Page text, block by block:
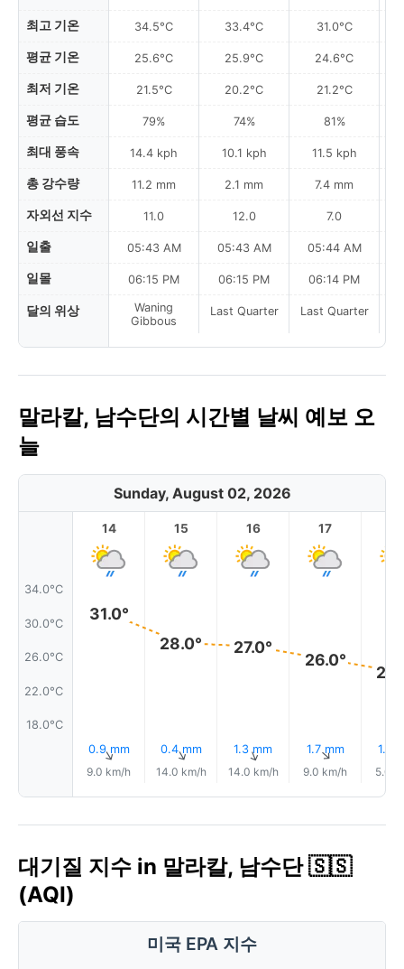
최고 기온
평균 기온
최저 기온
평균 습도
최대 풍속
총 강수량
자외선 지수
일출
일몰
달의 위상
34.5°C
25.6°C
21.5°C
79%
14.4 kph
11.2 mm
11.0
05:43 AM
06:15 PM
Waning
Gibbous
33.4°C
25.9°C
20.2°C
74%
10.1 kph
2.1 mm
12.0
05:43 AM
06:15 PM
Last Quarter
31.0°C
24.6°C
21.2°C
81%
11.5 kph
7.4 mm
7.0
05:44 AM
06:14 PM
Last Quarter
말라칼, 남수단의 시간별 날씨 예보 오
늘
Sunday, August 02, 2026
34.0°C
30.0°C
26.0°C
22.0°C
18.0°C
14
31.0°
0.9 mm
↑
9.0 km/h
15
28.0°
0.4 mm
↑
14.0 km/h
16
27.0°
1.3 mm
↑
14.0 km/h
17
26.0°
1.7 mm
↑
9.0 km/h
1.6
5.0
대기질 지수 in 말라칼, 남수단 🇸🇸
(AQI)
미국 EPA 지수